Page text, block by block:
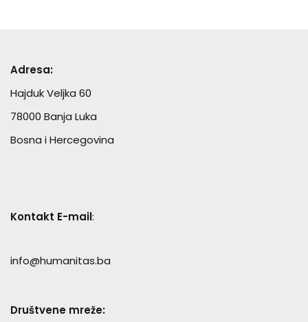
Adresa:
Hajduk Veljka 60
78000 Banja Luka
Bosna i Hercegovina
Kontakt E-mail:
info@humanitas.ba
Društvene mreže: